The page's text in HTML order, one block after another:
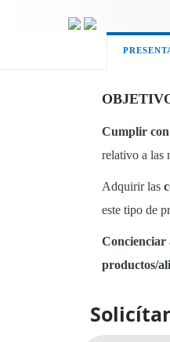
Cumplir con
relativo a las
Adquirir las
este tipo de
Concienciar
productos/